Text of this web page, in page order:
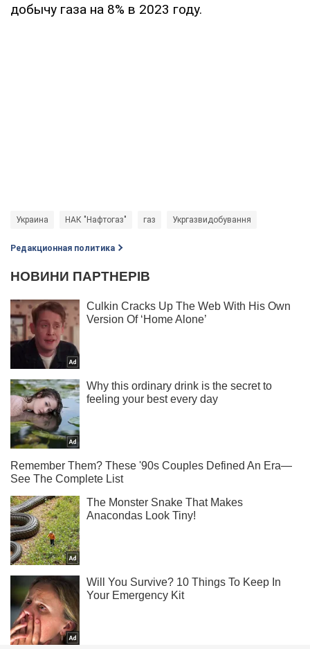
добычу газа на 8% в 2023 году.
Украина НАК "Нафтогаз" газ Укргазвидобування
Редакционная политика